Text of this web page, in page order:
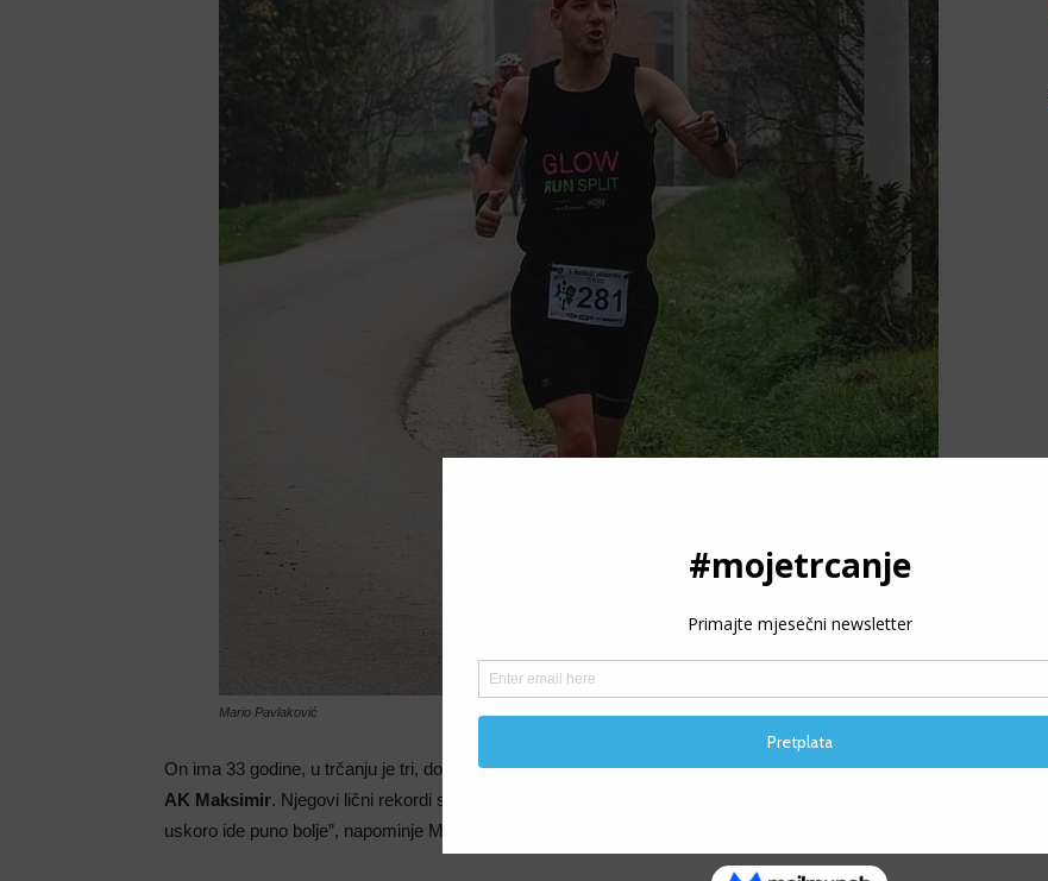
Mario Pavlaković
On ima 33 godine, u trčanju je tri, dok se ranije bavio drugim sportovima. Posljednjih godinu dana je član
AK Maksimir. Njegovi lični rekordi su za maraton: 3:06, polumaraton: 1:22:50, 10K: 38:29 (“očekujem da to
uskoro ide puno bolje”, napominje Mario), te 5K: 17:38.